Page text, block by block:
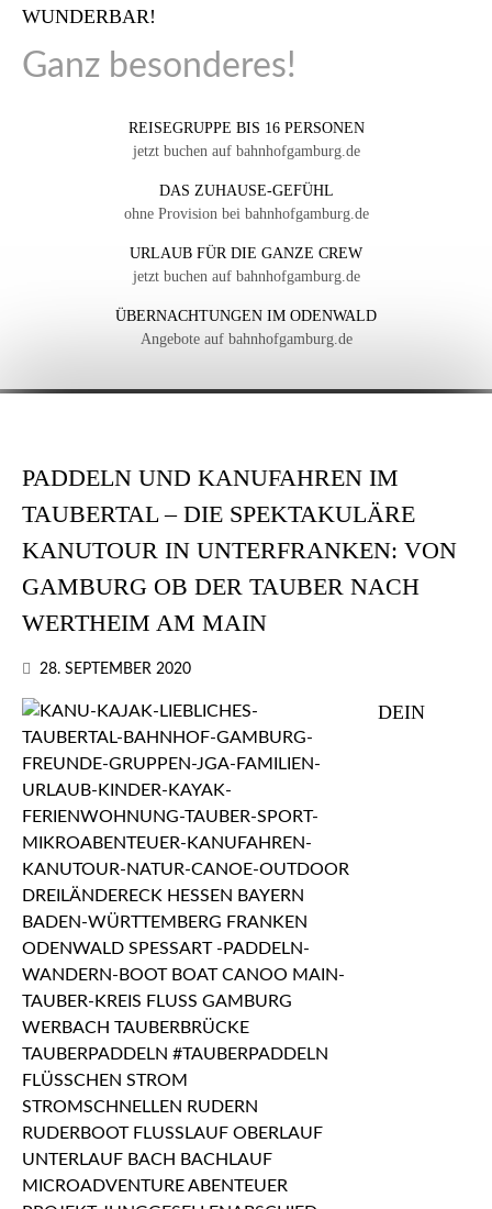
WUNDERBAR!
Ganz besonderes!
REISEGRUPPE BIS 16 PERSONEN
jetzt buchen auf bahnhofgamburg.de
DAS ZUHAUSE-GEFÜHL
ohne Provision bei bahnhofgamburg.de
URLAUB FÜR DIE GANZE CREW
jetzt buchen auf bahnhofgamburg.de
ÜBERNACHTUNGEN IM ODENWALD
Angebote auf bahnhofgamburg.de
PADDELN UND KANUFAHREN IM
TAUBERTAL – DIE SPEKTAKULÄRE
KANUTOUR IN UNTERFRANKEN: VON
GAMBURG OB DER TAUBER NACH
WERTHEIM AM MAIN
28. SEPTEMBER 2020
DEIN